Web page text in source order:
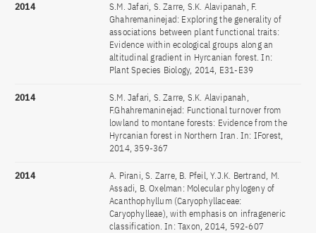
2014
S.M. Jafari, S. Zarre, S.K. Alavipanah, F.
Ghahremaninejad: Exploring the generality of
associations between plant functional traits:
Evidence within ecological groups along an
altitudinal gradient in Hyrcanian forest. In:
Plant Species Biology, 2014, E31-E39
2014
S.M. Jafari, S. Zarre, S.K. Alavipanah,
F.Ghahremaninejad: Functional turnover from
lowland to montane forests: Evidence from the
Hyrcanian forest in Northern Iran. In: IForest,
2014, 359-367
2014
A. Pirani, S. Zarre, B. Pfeil, Y.J.K. Bertrand, M.
Assadi, B. Oxelman: Molecular phylogeny of
Acanthophyllum (Caryophyllaceae:
Caryophylleae), with emphasis on infrageneric
classification. In: Taxon, 2014, 592-607